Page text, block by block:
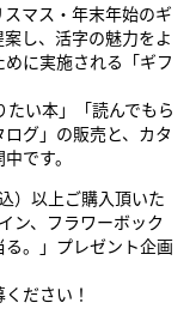
マス・年末年始のギ
し、活字の魅力をよ
に実施される「ギフ
い本」「読んでもら
グ」の販売と、カタ
です。
）以上ご購入頂いた
ン、フラワーボック
。」プレゼント企画
ださい！